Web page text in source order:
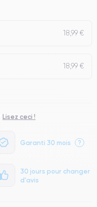
Garanti 30 mois ?
30 jours pour changer
d'avis
18,99 €
18,99 €
Lisez ceci !